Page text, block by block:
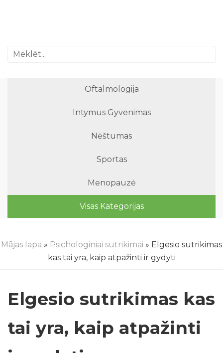
Oftalmologija
Intymus Gyvenimas
Nėštumas
Sportas
Menopauzė
Visas Kategorijas
Mājas lapa » Psichologiniai sutrikimai » Elgesio sutrikimas
kas tai yra, kaip atpažinti ir gydyti
Elgesio sutrikimas kas
tai yra, kaip atpažinti